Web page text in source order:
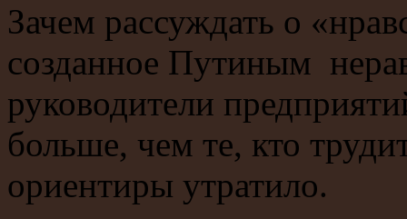
Зачем рассуждать о
созданное Путиным
руководители
больше, чем те, кто
ориентиры утратило.